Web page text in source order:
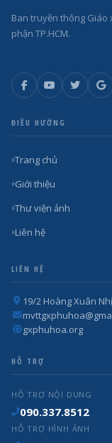
Ban truyền thông Giáo
phận TP.HCM.
ĐIỀU HƯỚNG
Trang chủ
Giới thiệu
Thư viện ảnh
Liên hệ
LIÊN HỆ
19/2 Hoàng Xuân
gxphuhoa.org
HỖ TRỢ
HỖ TRỢ NỘI DUNG
090.337.8512
HỖ TRỢ HÌNH ẢNH